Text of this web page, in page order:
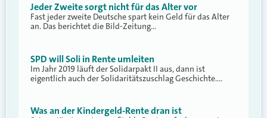
Jeder Zweite sorgt nicht für das Alter vor
Fast jeder zweite Deutsche spart kein Geld für das Alter
an. Das berichtet die Bild-Zeitung…
SPD will Soli in Rente umleiten
Im Jahr 2019 läuft der Solidarpakt II aus, dann ist
eigentlich auch der Solidaritätszuschlag Geschichte.…
Was an der Kindergeld-Rente dran ist